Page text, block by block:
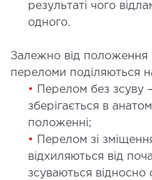
косметологія
епіляція
косметологія
І
результаті чого
одного.
Залежно від положення
переломи поділяються
•
Перелом без зсуву
зберігається в
положенні;
•
Перелом зі
відхиляються від
зсуваються відносно